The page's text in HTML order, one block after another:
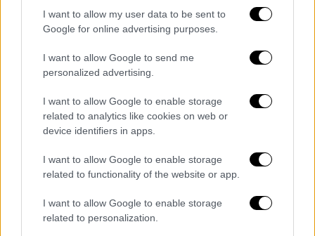
I want to allow my user data to be sent to
Google for online advertising purposes.
I want to allow Google to send me
personalized advertising.
I want to allow Google to enable storage
related to analytics like cookies on web or
device identifiers in apps.
I want to allow Google to enable storage
related to functionality of the website or app.
I want to allow Google to enable storage
related to personalization.
Άλυτες διαφωνίες για τη διαχείριση
του Στενού
Η διπλωματία της Σαουδικής Αραβίας
Ισλαμική Δημοκρατία του Ιράν του
σαουδαραβικού δεξαμενόπλοιου Wedyan»
του Κατάρ», καταγγέλλοντας «επίθεση
εναντίον της ασφάλειας της διεθνούς
ναυσιπλοΐας και της ασφάλειας του
παγκόσμιου ενεργειακού εφοδιασμού».